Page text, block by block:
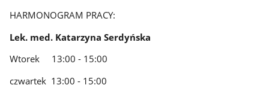
HARMONOGRAM PRACY:
Lek. med. Katarzyna Serdyńska
Wtorek 13:00 - 15:00
czwartek 13:00 - 15:00